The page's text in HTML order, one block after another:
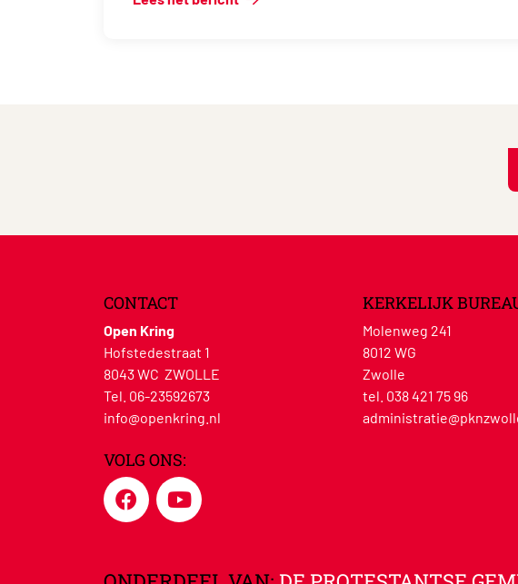
CONTACT
Open Kring
Hofstedestraat 1
8043 WC ZWOLLE
Tel. 06-23592673
info@openkring.nl
VOLG ONS:
KERKELIJK
Molenweg 241
8012 WG
Zwolle
tel. 038 421 75 96